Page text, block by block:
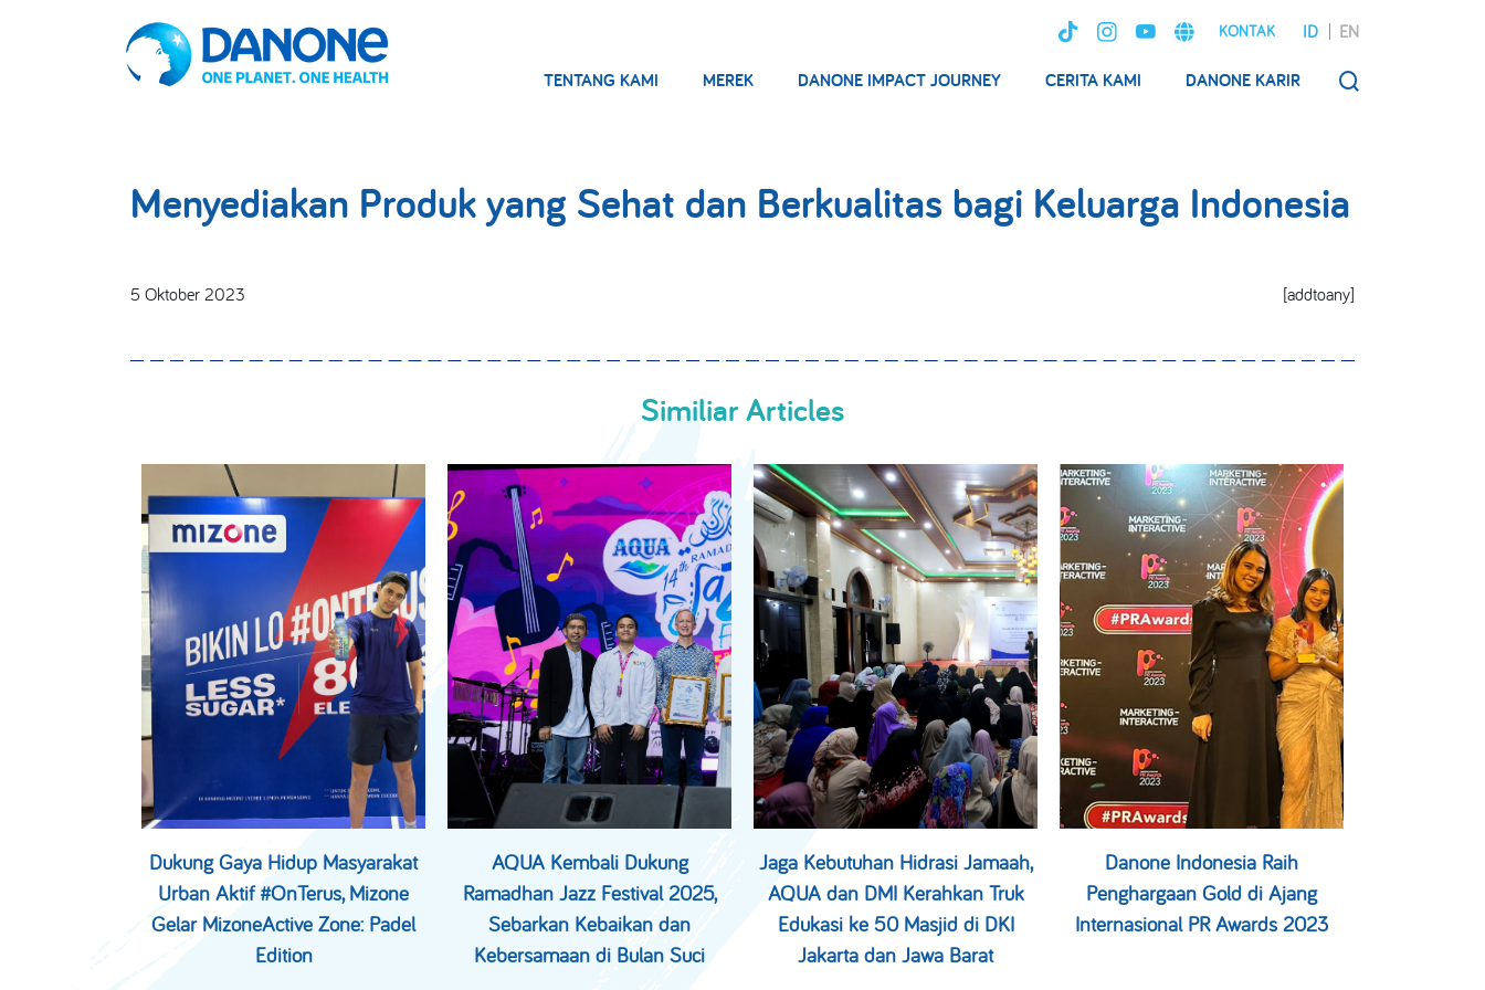
KONTAK ID EN
TENTANG KAMI MEREK DANONE IMPACT JOURNEY CERITA KAMI DANONE KARIR
Menyediakan Produk yang Sehat dan Berkualitas bagi Keluarga Indonesia
5 Oktober 2023 [addtoany]
Similiar Articles
Dukung Gaya Hidup Masyarakat
Urban Aktif #OnTerus, Mizone
Gelar MizoneActive Zone: Padel
Edition
AQUA Kembali Dukung
Ramadhan Jazz Festival 2025,
Sebarkan Kebaikan dan
Kebersamaan di Bulan Suci
Jaga Kebutuhan Hidrasi Jamaah,
AQUA dan DMI Kerahkan Truk
Edukasi ke 50 Masjid di DKI
Jakarta dan Jawa Barat
Danone Indonesia Raih
Penghargaan Gold di Ajang
Internasional PR Awards 2023